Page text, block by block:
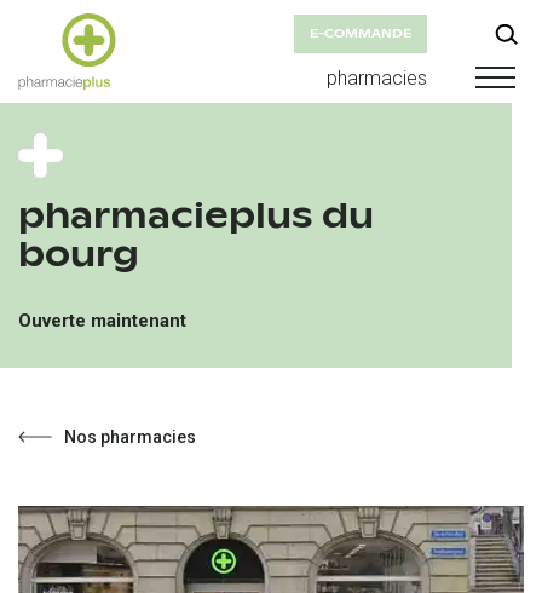
E-COMMANDE
pharmacies
pharmacieplus du
bourg
Ouverte maintenant
Nos pharmacies